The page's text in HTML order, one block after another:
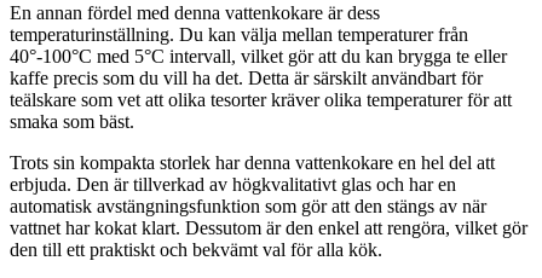
En annan fördel med denna vattenkokare är dess
temperaturinställning. Du kan välja mellan temperaturer från
40°-100°C med 5°C intervall, vilket gör att du kan brygga te eller
kaffe precis som du vill ha det. Detta är särskilt användbart för
teälskare som vet att olika tesorter kräver olika temperaturer för att
smaka som bäst.
Trots sin kompakta storlek har denna vattenkokare en hel del att
erbjuda. Den är tillverkad av högkvalitativt glas och har en
automatisk avstängningsfunktion som gör att den stängs av när
vattnet har kokat klart. Dessutom är den enkel att rengöra, vilket gör
den till ett praktiskt och bekvämt val för alla kök.